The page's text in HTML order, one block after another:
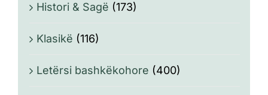
Histori & Sagë (173)
Klasikë (116)
Letërsi bashkëkohore (400)